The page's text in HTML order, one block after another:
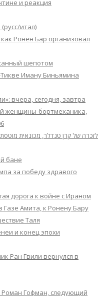
и реакция
итал)
Ронен Бар организовал
шепотом
Иману Биньямина
вчера, сегодня, завтра
женщины-бортмеханика,
לזכרה של קרן טנדלר, מכונאית מוטסת
бане
за победу здравого
дорога к войне с Ираном
Газе Амита, к Ронену Бару
Таля
и конец эпохи
Ран Гвили вернулся в
Роман Гофман, следующий